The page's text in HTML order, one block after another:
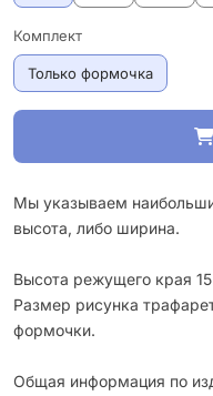
Комплект
Только формочка
Мы указываем
высота, либо ширина.
Высота режущего края
Размер рисунка
формочки.
Общая информация по